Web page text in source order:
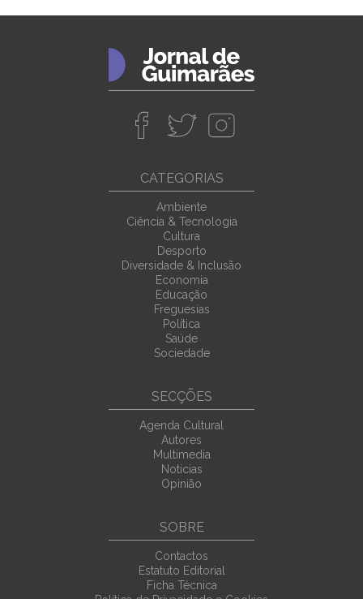
CATEGORIAS
Ambiente
Ciência & Tecnologia
Cultura
Desporto
Diversidade & Inclusão
Economia
Educação
Freguesias
Política
Saúde
Sociedade
SECÇÕES
Agenda Cultural
Autores
Multimedia
Noticias
Opinião
SOBRE
Contactos
Estatuto Editorial
Ficha Técnica